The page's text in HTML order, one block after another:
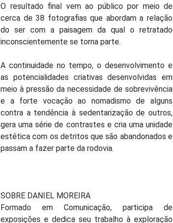
O resultado final vem ao público por meio de
cerca de 38 fotografias que abordam a relação
do ser com a paisagem da qual o retratado
inconscientemente se torna parte.
A continuidade no tempo, o desenvolvimento e
as potencialidades criativas desenvolvidas em
meio à pressão da necessidade de sobrevivência
e a forte vocação ao nomadismo de alguns
contra a tendência à sedentarização de outros,
gera uma série de contrastes e cria uma unidade
estética com os detritos que são abandonados e
passam a fazer parte da rodovia.
SOBRE DANIEL MOREIRA
Formado em Comunicação, participa de
exposições e dedica seu trabalho à exploração